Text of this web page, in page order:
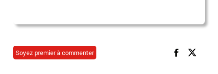
Soyez premier à commenter